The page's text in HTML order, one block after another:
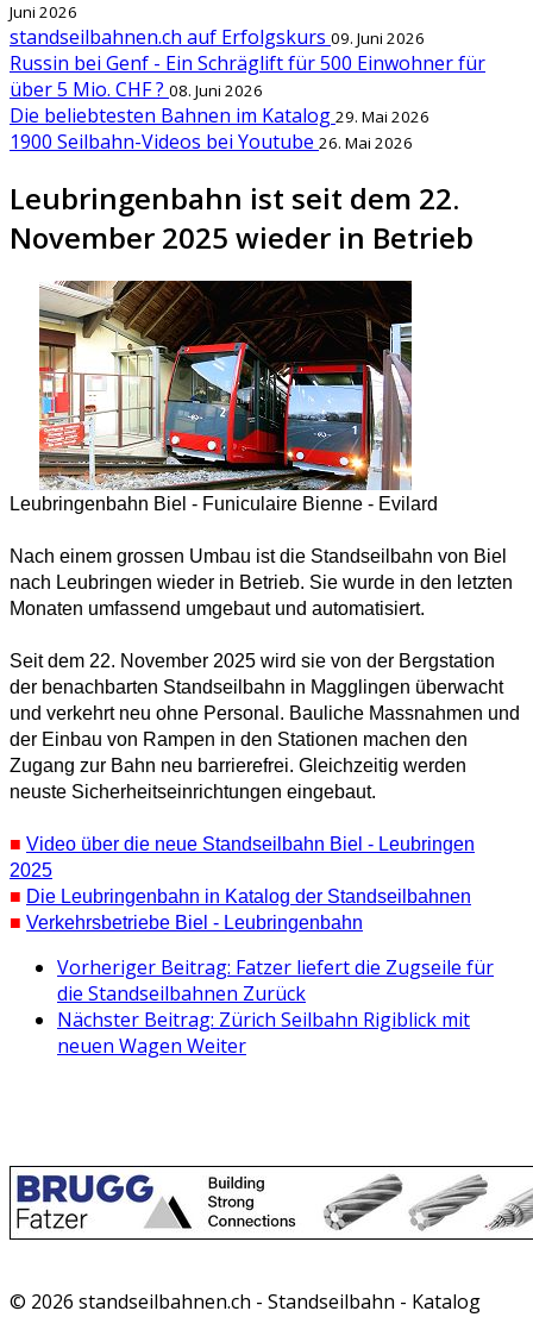
Juni 2026
standseilbahnen.ch auf Erfolgskurs 09. Juni 2026
Russin bei Genf - Ein Schräglift für 500 Einwohner für
über 5 Mio. CHF ? 08. Juni 2026
Die beliebtesten Bahnen im Katalog 29. Mai 2026
1900 Seilbahn-Videos bei Youtube 26. Mai 2026
Leubringenbahn ist seit dem 22.
November 2025 wieder in Betrieb
Leubringenbahn Biel - Funiculaire Bienne - Evilard
Nach einem grossen Umbau ist die Standseilbahn von Biel
nach Leubringen wieder in Betrieb. Sie wurde in den letzten
Monaten umfassend umgebaut und automatisiert.
Seit dem 22. November 2025 wird sie von der Bergstation
der benachbarten Standseilbahn in Magglingen überwacht
und verkehrt neu ohne Personal. Bauliche Massnahmen und
der Einbau von Rampen in den Stationen machen den
Zugang zur Bahn neu barrierefrei. Gleichzeitig werden
neuste Sicherheitseinrichtungen eingebaut.
■ Video über die neue Standseilbahn Biel - Leubringen
2025
■ Die Leubringenbahn in Katalog der Standseilbahnen
■ Verkehrsbetriebe Biel - Leubringenbahn
Vorheriger Beitrag: Fatzer liefert die Zugseile für
die Standseilbahnen Zurück
Nächster Beitrag: Zürich Seilbahn Rigiblick mit
neuen Wagen Weiter
© 2026 standseilbahnen.ch - Standseilbahn - Katalog